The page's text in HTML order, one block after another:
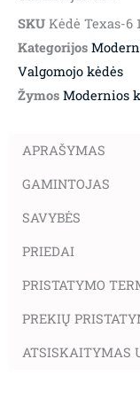
SKU Kėdė Texas-6
Kategorijos
Valgomojo kėdės
Žymos Modernios
APRAŠYMAS
GAMINTOJAS
SAVYBĖS
PRIEDAI
PRISTATYMO
PREKIŲ
ATSISKAITYMAS